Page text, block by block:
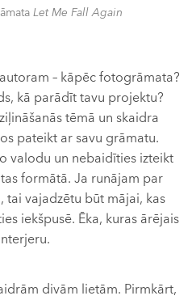
Let Me Fall Again
– kāpēc fotogrāmata?
kā parādīt tavu projektu?
tēmā un skaidra
pateikt ar savu grāmatu.
valodu un nebaidīties izteikt
formātā. Ja runājam par
vajadzētu būt mājai, kas
iekšpusē. Ēka, kuras ārējais
divām lietām. Pirmkārt,